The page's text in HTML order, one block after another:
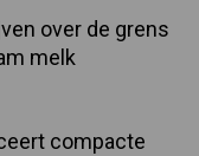
over de grens
melk
compacte